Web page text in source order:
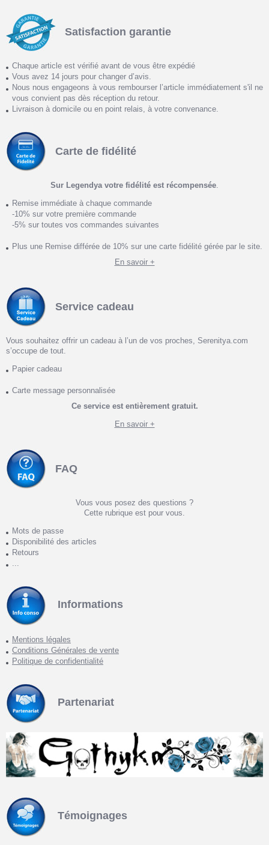
Satisfaction garantie
Chaque article est vérifié avant de vous être expédié
Vous avez 14 jours pour changer d’avis.
Nous nous engageons à vous rembourser l’article immédiatement s'il ne
vous convient pas dès réception du retour.
Livraison à domicile ou en point relais, à votre convenance.
Carte de fidélité
Sur Legendya votre fidélité est récompensée
Remise immédiate à chaque commande
-10% sur votre première commande
-5% sur toutes vos commandes suivantes
Plus une Remise différée de 10% sur une carte fidélité gérée par le site.
En savoir +
Service cadeau
Vous souhaitez offrir un cadeau à l’un de vos proches, Serenitya.com
s’occupe de tout.
Papier cadeau
Carte message personnalisée
Ce service est entièrement gratuit.
En savoir +
FAQ
Vous vous posez des questions ?
Cette rubrique est pour vous.
Mots de passe
Disponibilité des articles
Retours
Informations
Mentions légales
Conditions Générales de vente
Politique de confidentialité
Partenariat
Témoignages